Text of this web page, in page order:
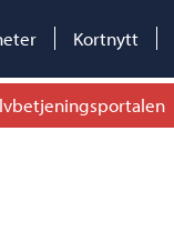
Kortnytt